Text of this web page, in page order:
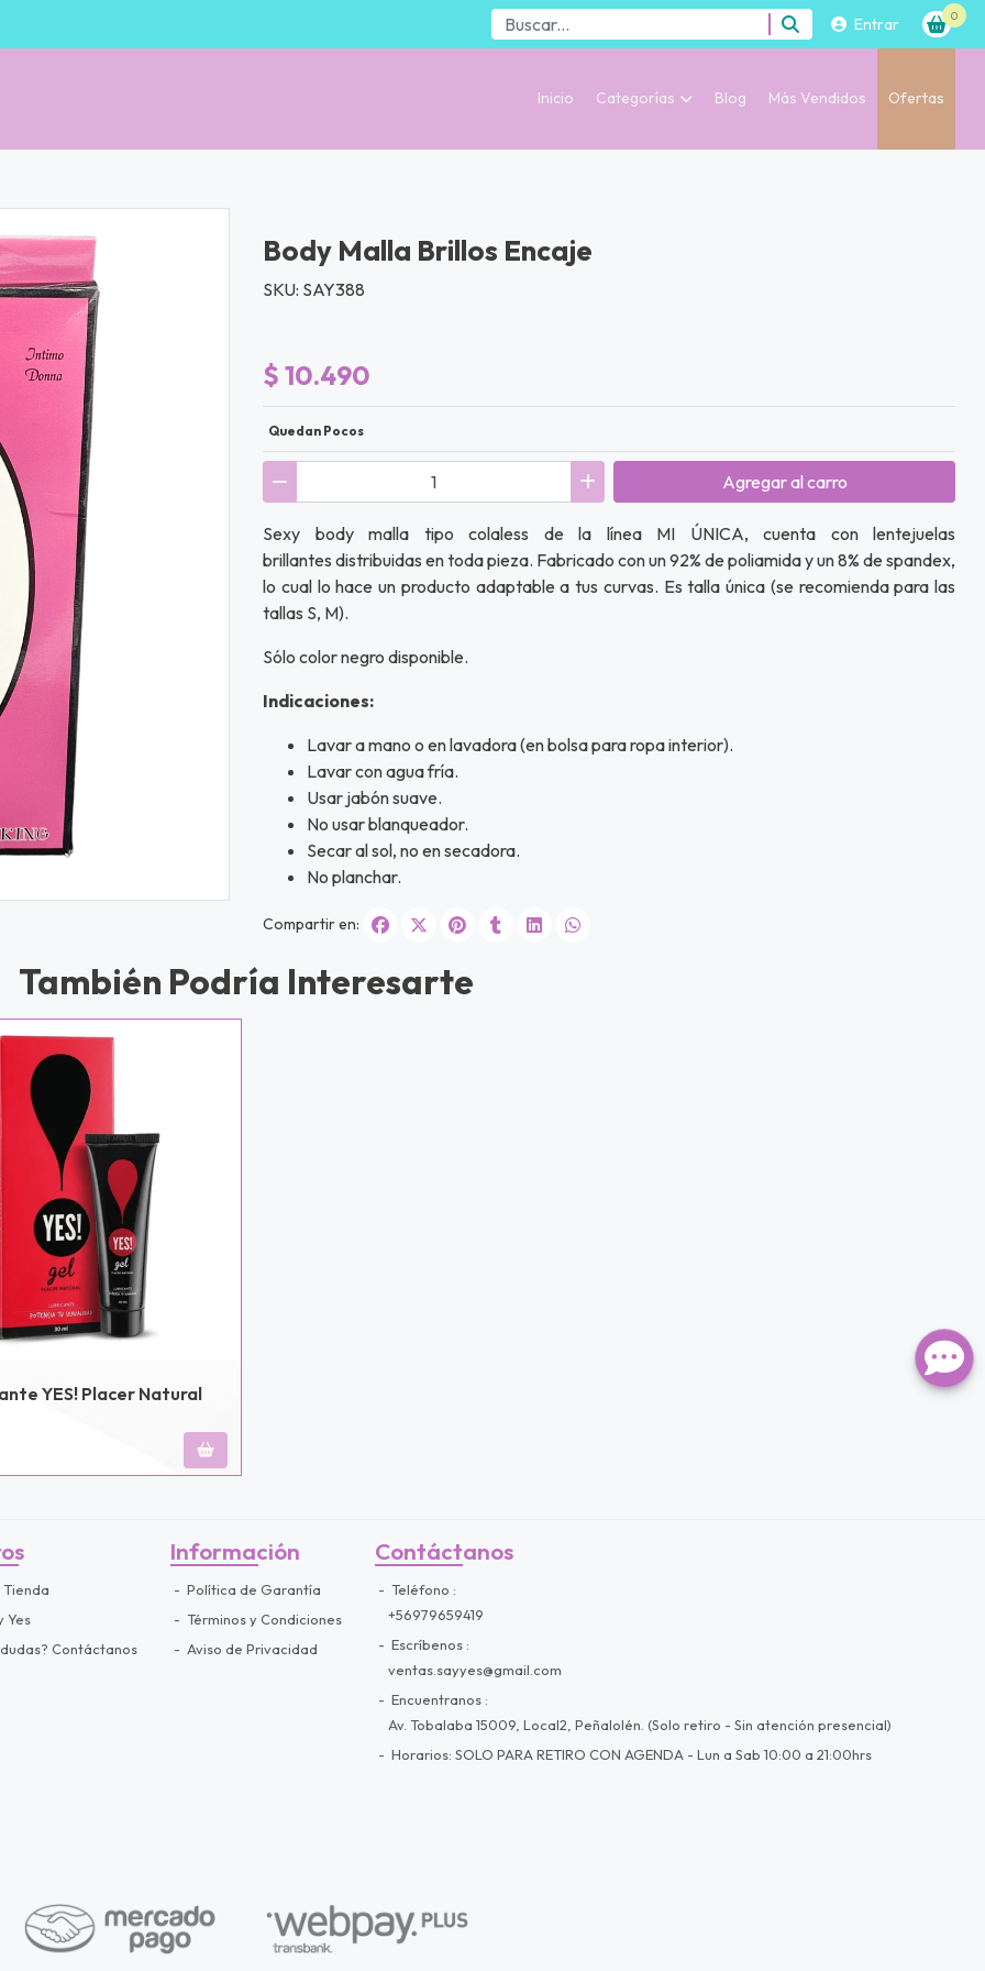
Entrar 0
Inicio Categorías Blog Más Vendidos Ofertas
Body Malla Brillos Encaje
SKU: SAY388
$ 10.490
Quedan Pocos
Agregaral carro
Sexy body malla tipo colaless de la línea MI ÚNICA, cuenta con lentejuelas
brillantes distribuidas en toda pieza. Fabricado con un 92% de poliamida y un 8% de spandex,
lo cual lo hace un producto adaptable a tus curvas. Es talla única (se recomienda para las
tallas S, M).
Sólo color negro disponible.
Indicaciones:
Lavar a mano o en lavadora (en bolsa para ropa interior).
Lavar con agua fría.
Usar jabón suave.
No usar blanqueador.
Secar al sol, no en secadora.
No planchar.
Compartir en:
También Podría Interesarte
YES! Placer Natural
Yes
dudas? Contáctanos
Información
Política de Garantía
Términos y Condiciones
Aviso de Privacidad
Contáctanos
Teléfono
+56979659419
Escríbenos
ventas.sayyes@gmail.com
Encuentranos
Av. Tobalaba 15009, Local2, Peñalolén. (Solo retiro - Sin atención presencial)
Horarios: SOLO PARA RETIRO CON AGENDA - Lun a Sab 10:00 a 21:00hrs